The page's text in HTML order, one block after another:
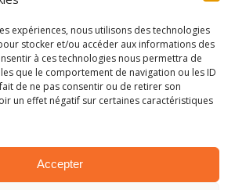
expériences, nous utilisons des technologies
stocker et/ou accéder aux informations des
à ces technologies nous permettra de
que le comportement de navigation ou les ID
de ne pas consentir ou de retirer son
un effet négatif sur certaines caractéristiques
Accepter